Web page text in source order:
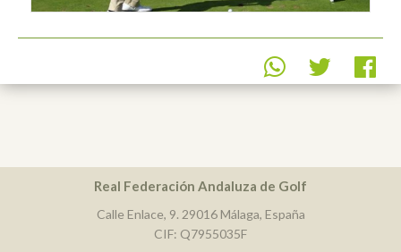
Real Federación Andaluza de Golf
Calle Enlace, 9. 29016 Málaga, España
CIF: Q7955035F